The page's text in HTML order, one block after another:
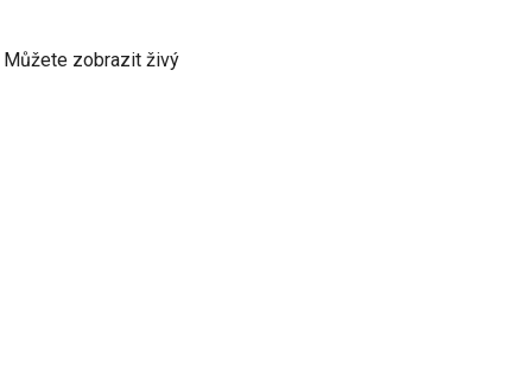
Můžete zobrazit živý